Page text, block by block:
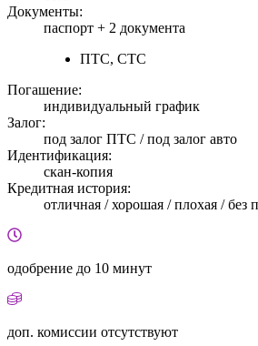
Документы:
паспорт + 2 документа
ПТС, СТС
Погашение:
индивидуальный график
Залог:
под залог ПТС / под залог авто
Идентификация:
скан-копия
Кредитная история:
отличная / хорошая / плохая / без
одобрение до 10 минут
доп. комиссии отсутствуют